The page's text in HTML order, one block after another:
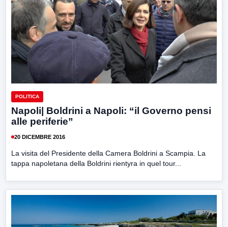
POLITICA
Napoli| Boldrini a Napoli: “il Governo pensi
alle periferie”
20 DICEMBRE 2016
La visita del Presidente della Camera Boldrini a Scampia. La
tappa napoletana della Boldrini rientyra in quel tour...